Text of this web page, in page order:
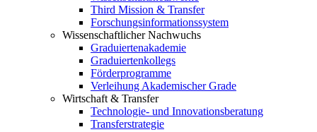
Third Mission & Transfer
Forschungsinformationssystem
Wissenschaftlicher Nachwuchs
Graduiertenakademie
Graduiertenkollegs
Förderprogramme
Verleihung Akademischer Grade
Wirtschaft & Transfer
Technologie- und Innovationsberatung
Transferstrategie